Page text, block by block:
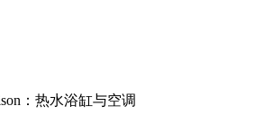
：热水浴缸与空调